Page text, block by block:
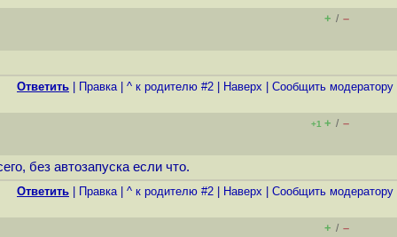
+ / –
Ответить Правка| ^ к родителю #2 Наверх Cообщить модератору
+1 + / –
без автозапуска если что.
Ответить Правка| ^ к родителю #2 Наверх Cообщить модератору
+ / –